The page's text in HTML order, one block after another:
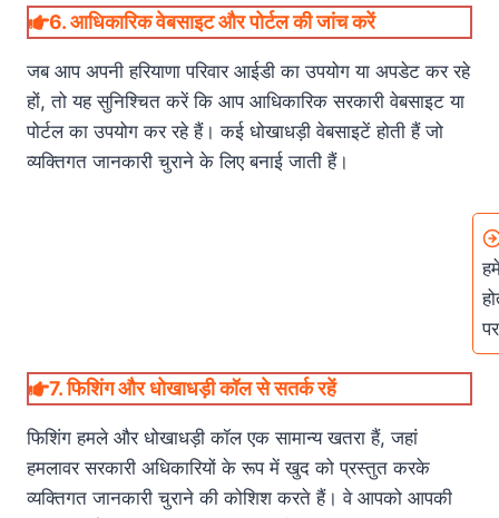
6.आधिकारिक वेबसाइट और पोर्टल की जांच करें
जब आप अपनी हरियाणा परिवार आईडी का उपयोग या अपडेट कर रहे
हों, तो यह सुनिश्चित करें कि आप आधिकारिक सरकारी वेबसाइट या
पोर्टल का उपयोग कर रहे हैं। कई धोखाधड़ी वेबसाइटें होती हैं जो
व्यक्तिगत जानकारी चुराने के लिए बनाई जाती हैं।
7.फिशिंग और धोखाधड़ी कॉल से सतर्क रहें
फिशिंग हमले और धोखाधड़ी कॉल एक सामान्य खतरा हैं, जहां
हमलावर सरकारी अधिकारियों के रूप में खुद को प्रस्तुत करके
व्यक्तिगत जानकारी चुराने की कोशिश करते हैं। वे आपको आपकी